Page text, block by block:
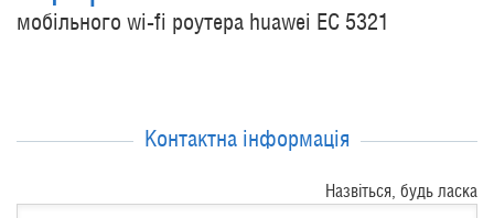
мобільного wi-fi роутера huawei EC 5321
Контактна інформація
Назвіться, будь ласка